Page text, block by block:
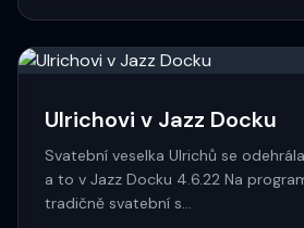
Ulrichovi v Jazz Docku
Svatební veselka Ulrichů se
a to v Jazz Docku 4.6.22 Na
tradičně svatební s…